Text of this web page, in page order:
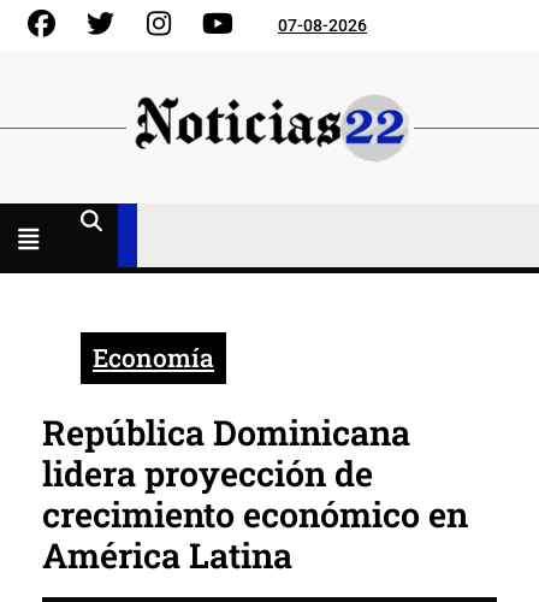
Skip
FacebookGorjeo InstagramYouTube07-08-2026
Economía
República Dominicana
lidera proyección de
crecimiento económico en
América Latina